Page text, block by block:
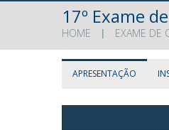
17º Exame
HOME EXAME DE
APRESENTAÇÃO